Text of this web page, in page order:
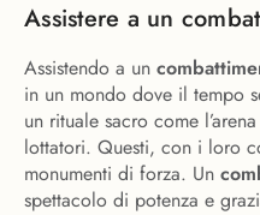
Assistere a un
Assistendo a un
in un mondo dove il tempo
un rituale sacro come
lottatori. Questi, con i loro
monumenti di forza. Un
spettacolo di potenza e